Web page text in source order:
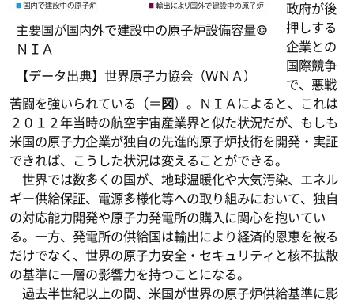
主要国が国内外で建設中の原子炉設備容量©
ＮＩＡ
【データ出典】世界原子力協会（ＷＮＡ）
政府が後
押しする
企業との
国際競争
で、悪戦
苦闘を強いられている（＝ 図）。ＮＩＡによると、これは
２０１２年当時の航空宇宙産業界と似た状況だが、もしも
米国の原子力企業が独自の先進的原子炉技術を開発・実証
できれば、こうした状況は変えることができる。
世界では数多くの国が、地球温暖化や大気汚染、エネル
ギー供給保証、電源多様化等への取り組みにおいて、独自
の対応能力開発や原子力発電所の購入に関心を抱いてい
る。一方、発電所の供給国は輸出により経済的恩恵を被る
だけでなく、世界の原子力安全・セキュリティと核不拡散
の基準に一層の影響力を持つことになる。
過去半世紀以上の間、米国が世界の原子炉供給基準に影